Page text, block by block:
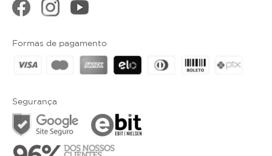
Segurança
Formas de pagamento